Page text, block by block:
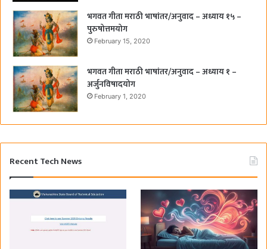
भगवत गीता मराठी भाषांतर/अनुवाद – अध्याय १५ –
पुरुषोत्तमयोग
February 15, 2020
भगवत गीता मराठी भाषांतर/अनुवाद – अध्याय १ –
अर्जुनविषादयोग
February 1, 2020
Recent Tech News